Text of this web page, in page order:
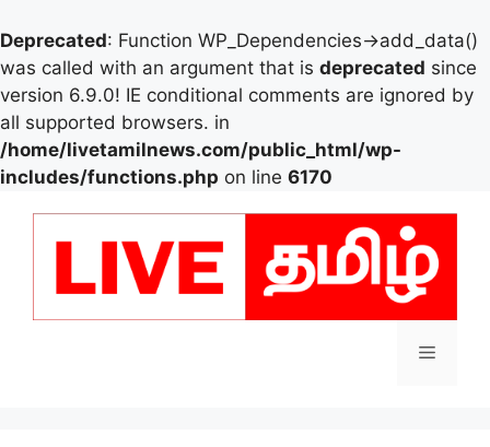
Deprecated: Function WP_Dependencies->add_data()
was called with an argument that is deprecated since
version 6.9.0! IE conditional comments are ignored by
all supported browsers. in
/home/livetamilnews.com/public_html/wp-
includes/functions.php on line 6170
Menu